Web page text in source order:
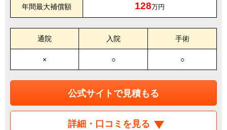
年間最大補償額 128万円
通院 入院 手術
× ○ ○
公式サイトで見積もる
詳細・口コミを見る